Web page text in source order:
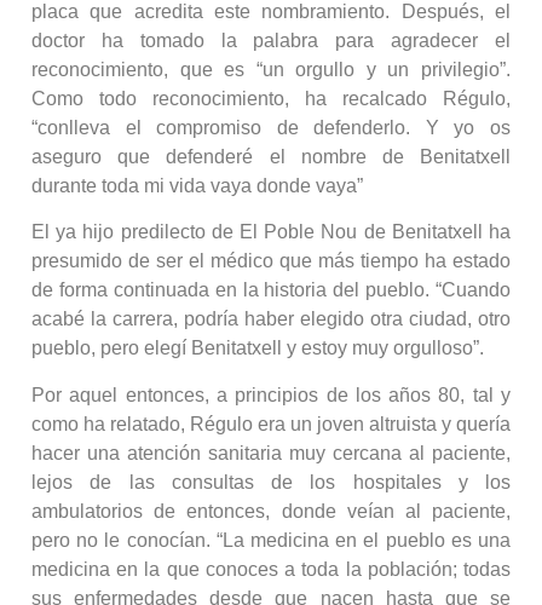
placa que acredita este nombramiento. Después, el
doctor ha tomado la palabra para agradecer el
reconocimiento, que es “un orgullo y un privilegio”.
Como todo reconocimiento, ha recalcado Régulo,
“conlleva el compromiso de defenderlo. Y yo os
aseguro que defenderé el nombre de Benitatxell
durante toda mi vida vaya donde vaya”
El ya hijo predilecto de El Poble Nou de Benitatxell ha
presumido de ser el médico que más tiempo ha estado
de forma continuada en la historia del pueblo. “Cuando
acabé la carrera, podría haber elegido otra ciudad, otro
pueblo, pero elegí Benitatxell y estoy muy orgulloso”.
Por aquel entonces, a principios de los años 80, tal y
como ha relatado, Régulo era un joven altruista y quería
hacer una atención sanitaria muy cercana al paciente,
lejos de las consultas de los hospitales y los
ambulatorios de entonces, donde veían al paciente,
pero no le conocían. “La medicina en el pueblo es una
medicina en la que conoces a toda la población; todas
sus enfermedades desde que nacen hasta que se